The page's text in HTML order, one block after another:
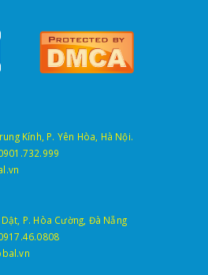
Kính, P. Yên Hòa, Hà Nội.
P. Hòa Cường, Đà Nẵng